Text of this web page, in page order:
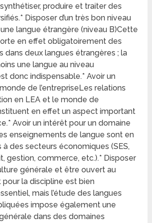
produire et traiter des
Disposer d’un très bon niveau
langue étrangère (niveau B)Cette
en effet obligatoirement des
dans deux langues étrangères ; la
une langue au niveau
donc indispensable.* Avoir un
de l’entrepriseLes relations
en LEA et le monde de
en effet un aspect important
Avoir un intérêt pour un domaine
enseignements de langue sont en
des secteurs économiques (SES,
gestion, commerce, etc.).* Disposer
générale et être ouvert au
pour la discipline est bien
mais l’étude des langues
impose également une
dans des domaines